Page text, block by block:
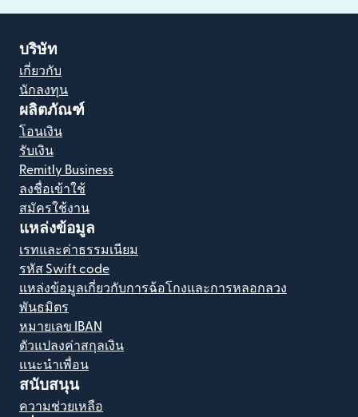
บริษัท
เกี่ยวกับ
นักลงทุน
ผลิตภัณฑ์
โอนเงิน
รับเงิน
Remitly Business
ลงชื่อเข้าใช้
สมัครใช้งาน
แหล่งข้อมูล
เรทและค่าธรรมเนียม
รหัส Swift code
แหล่งข้อมูลเกี่ยวกับการฉ้อโกงและการหลอกลวง
พันธมิตร
หมายเลข IBAN
ตัวแปลงค่าสกุลเงิน
แนะนำเพื่อน
สนับสนุน
ความช่วยเหลือ